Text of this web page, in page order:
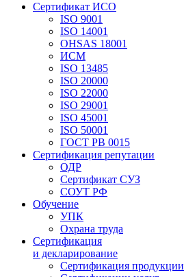
Сертификат ИСО
ISO 9001
ISO 14001
OHSAS 18001
ИСМ
ISO 13485
ISO 20000
ISO 22000
ISO 29001
ISO 45001
ISO 50001
ГОСТ РВ 0015
Сертификация репутации
ОДР
Сертификат СУЗ
СОУТ РФ
Обучение
УПК
Охрана труда
Сертификация
и декларирование
Сертификация продукции